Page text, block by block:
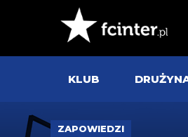
KLUB
ZAPOWIEDZI